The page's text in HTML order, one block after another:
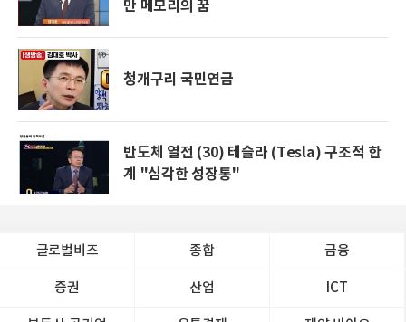
만 메모리의 꿈
청개구리 국민연금
반도체 열전 (30) 테슬라 (Tesla) 구조적 한
계 "심각한 성장통"
글로벌비즈 종합 금융
증권 산업 ICT